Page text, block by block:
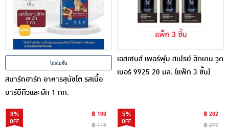
โปรโมชั่น
สมาร์ทฮาร์ท อาหารสุนัขโต รสเนื้อ
บาร์บีคิวและผัก 1 กก.
8%
฿ 108
฿ 118
เอสเซนส์ เพอร์ฟูม สเปรย์ ฮิดเดน วูด
เบอร์ 9925 20 มล. (แพ็ก 3 ชิ้น)
5%
฿ 282
฿ 297